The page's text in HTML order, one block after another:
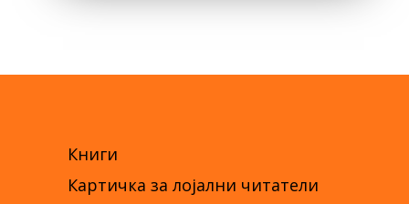
Книги
Картичка за лојални читатели